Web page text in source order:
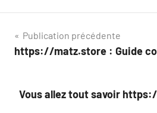
Navigation
de
Publication précédente
https://matz.store : Guide
Vous allez tout savoir